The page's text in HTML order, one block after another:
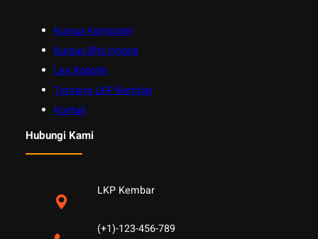
Kursus Komputer
Kursus Bhs Inggris
Les Robotik
Tentang LKP Kembar
Kontak
Hubungi Kami
LKP Kembar
(+1)-123-456-789